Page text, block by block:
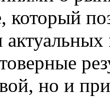
который
но и